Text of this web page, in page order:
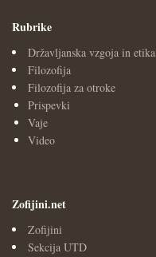
Rubrike
Državljanska vzgoja in etika
Filozofija
Filozofija za otroke
Prispevki
Vaje
Video
Zofijini.net
Zofijini
Sekcija UTD